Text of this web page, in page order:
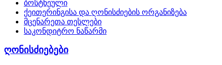
ბოსტნეული
ქეითერინგისა და ღონისძიების ორგანიზება
მცენარეთა თესლები
საკონდიტრო ნაწარმი
ღონისძიებები